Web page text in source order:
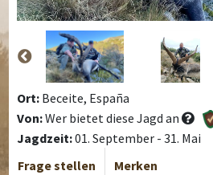
Ort: Beceite, España
Von:Wer bietet diese Jagd an
Jagdzeit:01. September - 31. Mai
Frage stellen
Merken